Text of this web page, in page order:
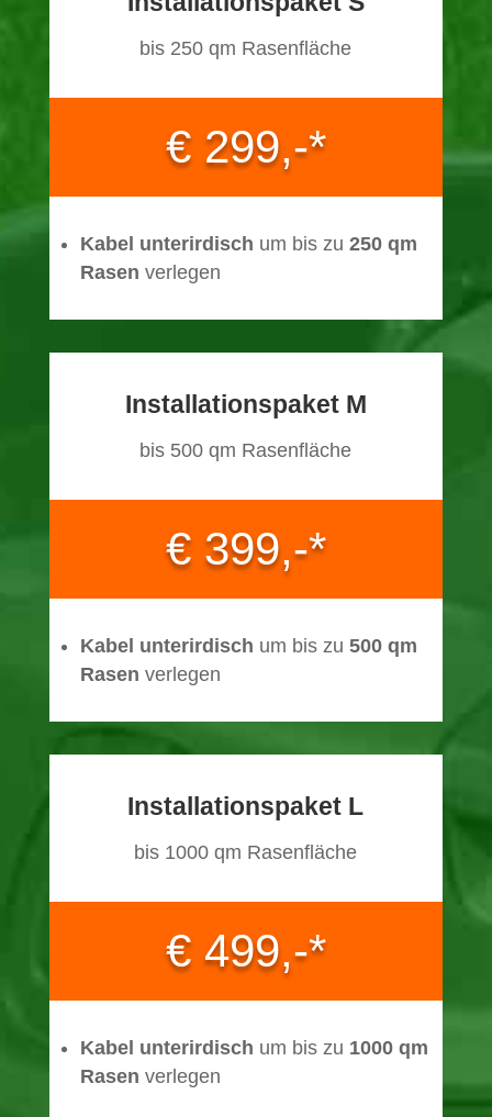
bis 250 qm Rasenfläche
€ 299,-*
Kabel unterirdisch um bis zu 250 qm
Rasen verlegen
Installationspaket M
bis 500 qm Rasenfläche
€ 399,-*
Kabel unterirdisch um bis zu 500 qm
Rasen verlegen
Installationspaket L
bis 1000 qm Rasenfläche
€ 499,-*
Kabel unterirdisch um bis zu 1000 qm
Rasen verlegen